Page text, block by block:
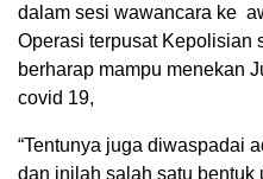
dalam sesi wawancara ke
Operasi terpusat Kepolisian
berharap mampu menekan
covid 19,
“Tentunya juga diwaspadai
dan inilah salah satu bentuk